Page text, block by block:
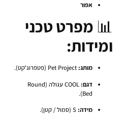
אפור
📊 מפרט טכני
ומידות:
מותג:Pet Project (פטפרוג'קט).
דגם:
COOL עגולה (Round
Bed).
מידה:S (סמול / קטן).